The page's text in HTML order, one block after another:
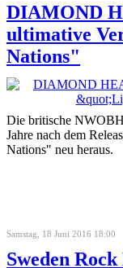
DIAMOND
ultimative
Nations"
Die britische
Jahre nach dem
Nations" neu heraus.
Samstag, 18 Juni 2016 18:00
Sweden